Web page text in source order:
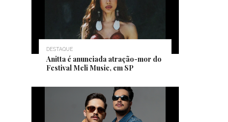
DESTAQUE
Anitta é anunciada atração-mor do
Festival Meli Music, em SP